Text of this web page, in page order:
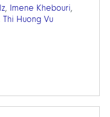
, Imene Khebouri,
Thi Huong Vu